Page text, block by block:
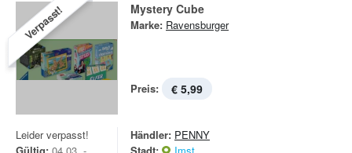
Verpasst! Mystery Cube
Marke: Ravensburger
Preis: € 5,99
Leider verpasst!
Händler: PENNY